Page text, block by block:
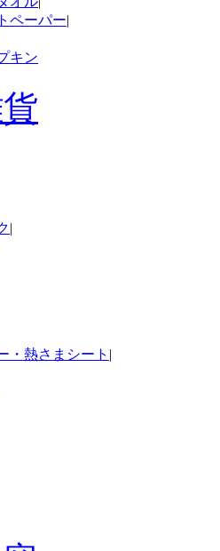
ペーパー|
キン
|
・熱さまシート |